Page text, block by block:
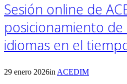
Sesión online de
posicionamiento
idiomas en el
29 enero 2026in ACEDIM